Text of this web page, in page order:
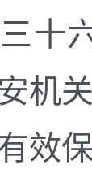
六
机
效